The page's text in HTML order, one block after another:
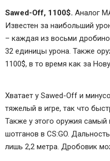
Sawed-Off, 1100$. Аналог
Известен за наибольший
– каждая из восьми
32 единицы урона. Также
1100$, в то время как за
Хватает у Sawed-Off и
тяжелый в игре, так что
Также у этого оружия
шотганов в CS:GO.
лишь 2,2 метра. Дробовик